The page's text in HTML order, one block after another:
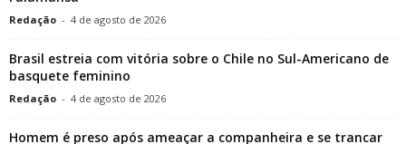
Redação - 4 de agosto de 2026
Brasil estreia com vitória sobre o Chile no Sul-Americano de
basquete feminino
Redação - 4 de agosto de 2026
Homem é preso após ameaçar a companheira e se trancar